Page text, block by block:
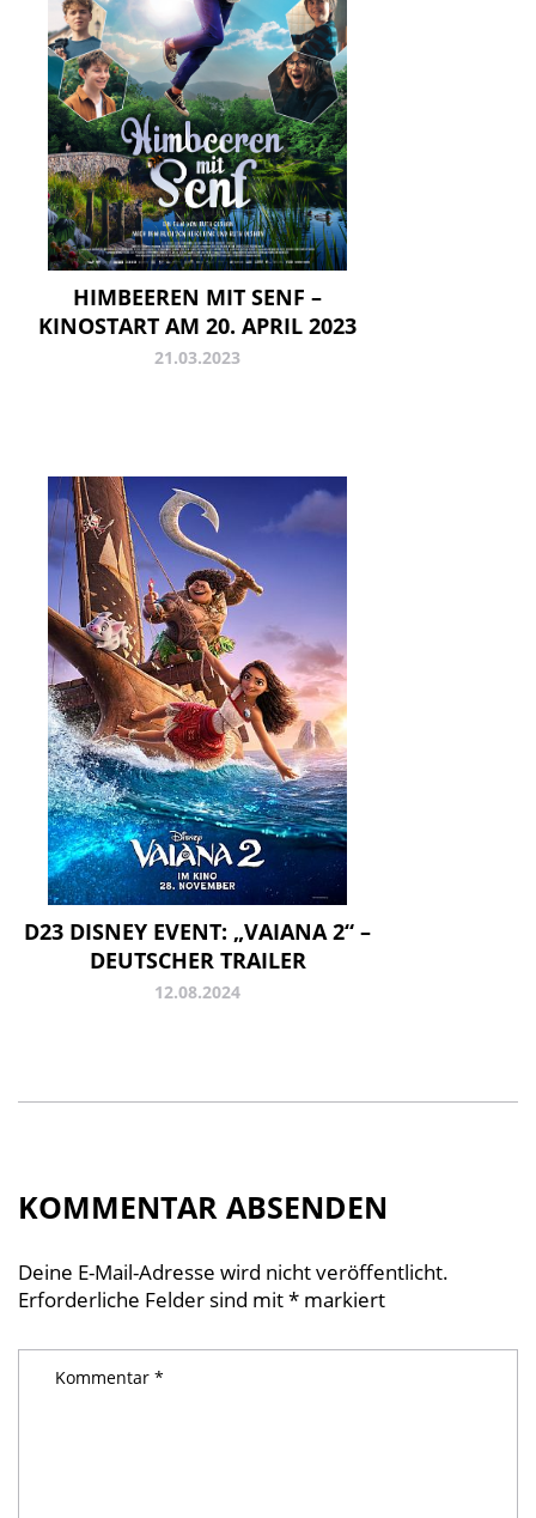
HIMBEEREN MIT SENF –
KINOSTART AM 20. APRIL 2023
21.03.2023
D23 DISNEY EVENT: „VAIANA 2“ –
DEUTSCHER TRAILER
12.08.2024
KOMMENTAR ABSENDEN
Deine E-Mail-Adresse wird nicht veröffentlicht.
Erforderliche Felder sind mit* markiert